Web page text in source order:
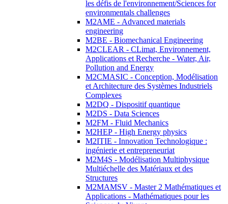
les défis de l'environnement/Sciences for
environmentals challenges
M2AME - Advanced materials
engineering
M2BE - Biomechanical Engineering
M2CLEAR - CLimat, Environnement,
Applications et Recherche - Water, Air,
Pollution and Energy
M2CMASIC - Conception, Modélisation
et Architecture des Systèmes Industriels
Complexes
M2DQ - Dispositif quantique
M2DS - Data Sciences
M2FM - Fluid Mechanics
M2HEP - High Energy physics
M2ITIE - Innovation Technologique :
ingénierie et entrepreneuriat
M2M4S - Modélisation Multiphysique
Multiéchelle des Matériaux et des
Structures
M2MAMSV - Master 2 Mathématiques et
Applications - Mathématiques pour les